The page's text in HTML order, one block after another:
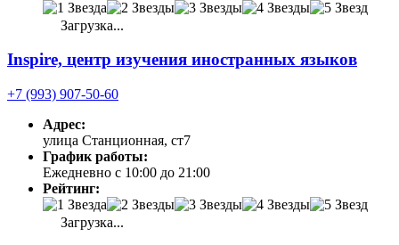
Загрузка...
Inspire, центр изучения иностранных языков
+7 (993) 907-50-60
Адрес:
улица Станционная, ст7
График работы:
Ежедневно с 10:00 до 21:00
Рейтинг:
Загрузка...